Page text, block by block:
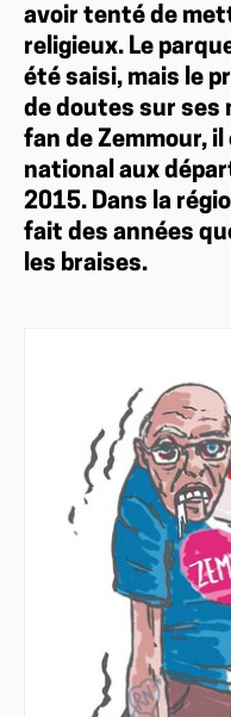
avoir tenté de
religieux. Le
été saisi, mais le
de doutes sur ses
fan de Zemmour,
national aux
2015. Dans la
fait des années
les braises.